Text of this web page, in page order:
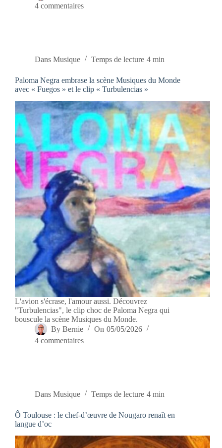
4 commentaires
Dans Musique Temps de lecture 4 min
Paloma Negra embrase la scène Musiques du Monde
avec « Fuegos » et le clip « Turbulencias »
L'avion s'écrase, l'amour aussi. Découvrez
"Turbulencias", le clip choc de Paloma Negra qui
bouscule la scène Musiques du Monde.
By Bernie On 05/05/2026
4 commentaires
Dans Musique Temps de lecture 4 min
Ô Toulouse : le chef-d’œuvre de Nougaro renaît en
langue d’oc